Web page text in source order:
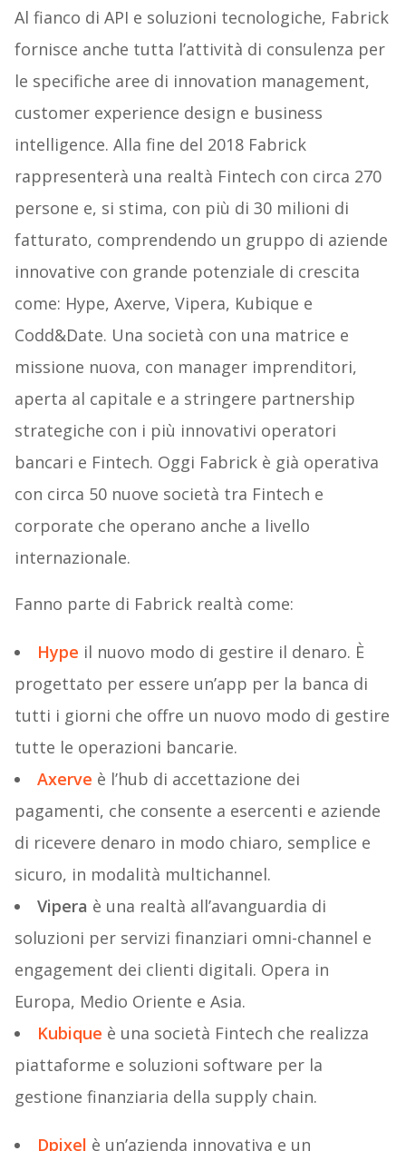
Al fianco di API e soluzioni tecnologiche, Fabrick
fornisce anche tutta l’attività di consulenza per
le specifiche aree di innovation management,
customer experience design e business
intelligence. Alla fine del 2018 Fabrick
rappresenterà una realtà Fintech con circa 270
persone e, si stima, con più di 30 milioni di
fatturato, comprendendo un gruppo di aziende
innovative con grande potenziale di crescita
come: Hype, Axerve, Vipera, Kubique e
Codd&Date. Una società con una matrice e
missione nuova, con manager imprenditori,
aperta al capitale e a stringere partnership
strategiche con i più innovativi operatori
bancari e Fintech. Oggi Fabrick è già operativa
con circa 50 nuove società tra Fintech e
corporate che operano anche a livello
internazionale.
Fanno parte di Fabrick realtà come:
Hype il nuovo modo di gestire il denaro. È
progettato per essere un’app per la banca di
tutti i giorni che offre un nuovo modo di gestire
tutte le operazioni bancarie.
Axerve è l’hub di accettazione dei
pagamenti, che consente a esercenti e aziende
di ricevere denaro in modo chiaro, semplice e
sicuro, in modalità multichannel.
Vipera è una realtà all’avanguardia di
soluzioni per servizi finanziari omni-channel e
engagement dei clienti digitali. Opera in
Europa, Medio Oriente e Asia.
Kubique è una società Fintech che realizza
piattaforme e soluzioni software per la
gestione finanziaria della supply chain.
Dpixel è un’azienda innovativa e un